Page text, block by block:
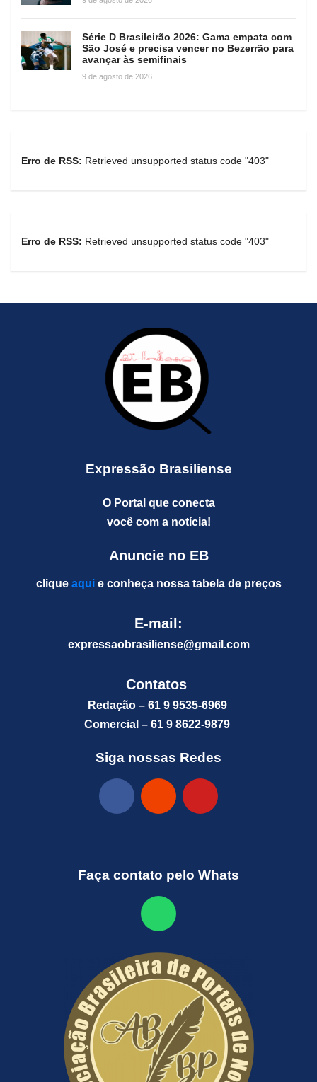
Série D Brasileirão 2026: Gama empata com
São José e precisa vencer no Bezerrão para
avançar às semifinais
9 de agosto de 2026
Erro de RSS: Retrieved unsupported status code "403"
Erro de RSS: Retrieved unsupported status code "403"
Expressão Brasiliense
O Portal que conecta
você com a notícia!
Anuncie no EB
clique aquie conheça nossa tabela de preços
E-mail:
expressaobrasiliense@gmail.com
Contatos
Redação – 61 9 9535-6969
Comercial – 61 9 8622-9879
Siga nossas Redes
Faça contato pelo Whats